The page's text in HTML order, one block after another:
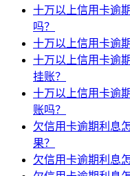
十万以上信用卡逾
吗？
十万以上信用卡逾
十万以上信用卡逾
挂账？
十万以上信用卡逾
账吗？
欠信用卡逾期利息
果？
欠信用卡逾期利息